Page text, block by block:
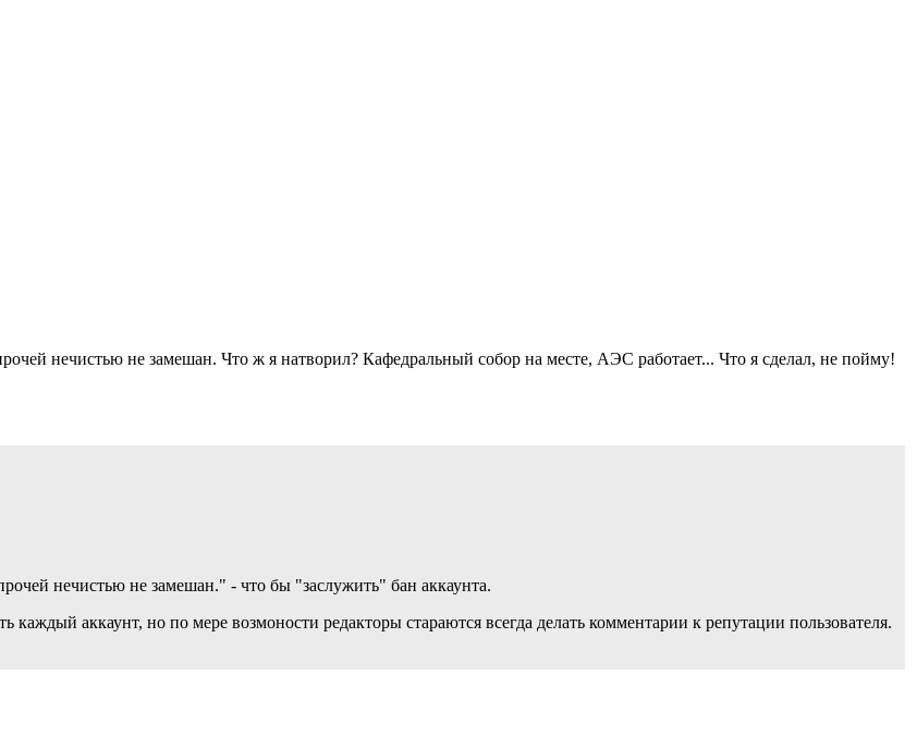
нечистью не замешан. Что ж я натворил? Кафедральный собор на месте, АЭС работает... Что я сделал, не пойму!
нечистью не замешан." - что бы "заслужить" бан аккаунта.
аккаунт, но по мере возмоности редакторы стараются всегда делать комментарии к репутации пользователя.